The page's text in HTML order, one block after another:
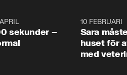
sekunder –
10 FEBRUARI
Sara
huset för
med